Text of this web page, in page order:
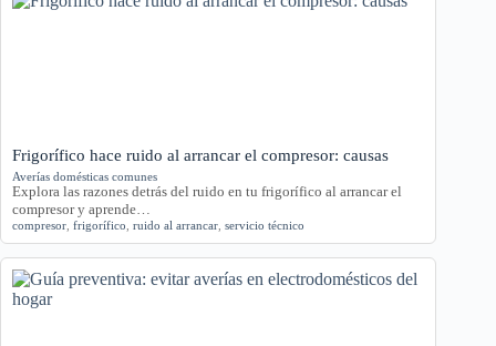
Frigorífico hace ruido al arrancar el compresor: causas
Averías domésticas comunes
Explora las razones detrás del ruido en tu frigorífico al arrancar el
compresor y aprende…
compresor frigorífico ruido al arrancar servicio técnico